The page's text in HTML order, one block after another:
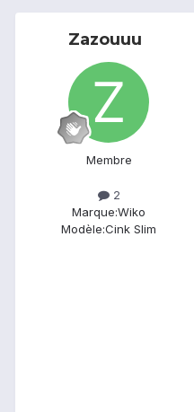
Zazouuu
Membre
2
Marque:Wiko
Modèle:Cink Slim